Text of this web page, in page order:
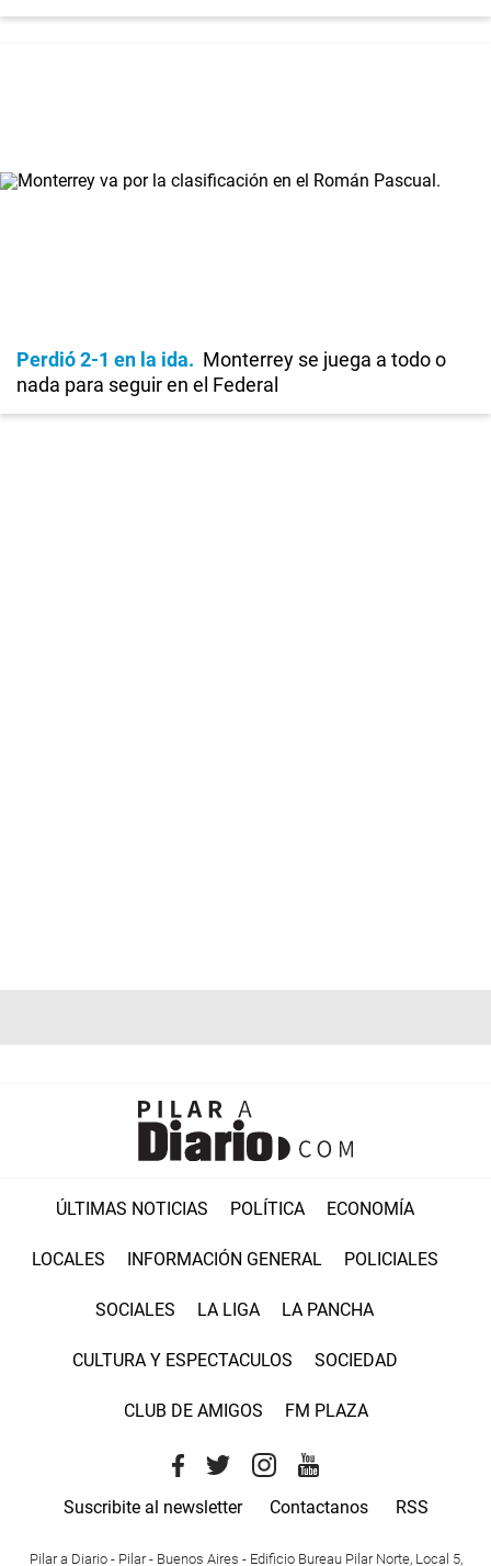
Perdió 2-1 en la ida
Monterrey se juega a todo o
nada para seguir en el Federal
ÚLTIMAS NOTICIAS POLÍTICA ECONOMÍA
LOCALES INFORMACIÓN GENERAL POLICIALES
SOCIALES LA LIGA LA PANCHA
CULTURA Y ESPECTACULOS SOCIEDAD
CLUB DE AMIGOS FM PLAZA
Suscribite al newsletter Contactanos RSS
Pilar a Diario - Pilar - Buenos Aires - Edificio Bureau Pilar Norte, Local 5,